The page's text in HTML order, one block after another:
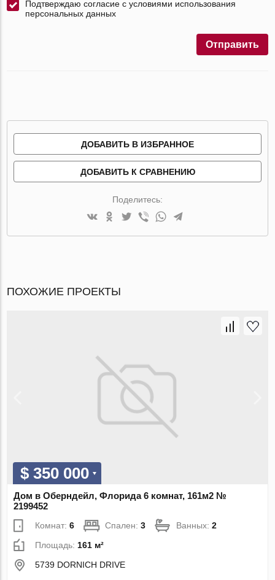
Подтверждаю согласие с условиями использования
персональных данных
Отправить
ДОБАВИТЬ В ИЗБРАННОЕ
ДОБАВИТЬ К СРАВНЕНИЮ
Поделитесь:
ПОХОЖИЕ ПРОЕКТЫ
$ 350 000
Дом в Оберндейл, Флорида 6 комнат, 161м2 №
2199452
Комнат:6 Спален:3 Ванных:2
Площадь:161 м²
5739 DORNICH DRIVE